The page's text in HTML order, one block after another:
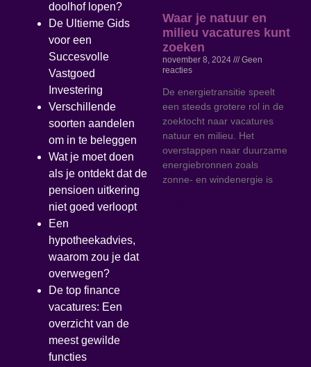
doolhof lopen?
De Ultieme Gids
voor een
Succesvolle
Vastgoed
Investering
Verschillende
soorten aandelen
om in te beleggen
Wat je moet doen
als je ontdekt dat de
pensioen uitkering
niet goed verloopt
Een
hypotheekadvies,
waarom zou je dat
overwegen?
De top finance
vacatures: Een
overzicht van de
meest gewilde
functies
Waar je natuur en
milieu vacatures kunt
zoeken
november 8, 2024
Geen
reacties
De energietransitie speelt
een steeds grotere rol in de
zoektocht naar vacatures
natuur en milieu. Het
overstappen naar duurzame
energiebronnen zoals
zonne- en windenergie is